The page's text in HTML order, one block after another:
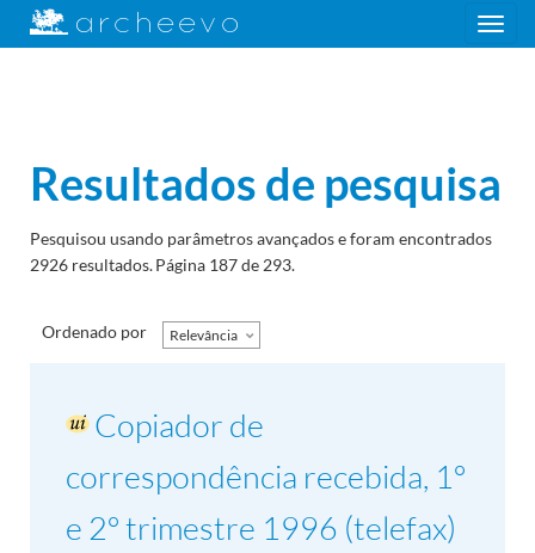
Toggle
navigation
Resultados de pesquisa
Pesquisou usando parâmetros avançados e foram encontrados
2926 resultados.Página 187 de 293.
Ordenado por Relevância
Copiador de
correspondência recebida, 1º
e 2º trimestre 1996 (telefax)